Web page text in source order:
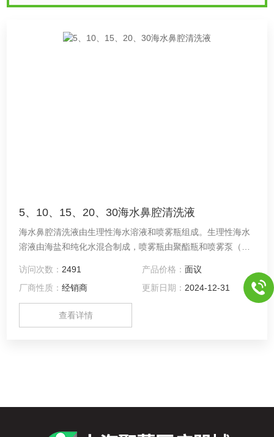
5、10、15、20、30海水鼻腔清洗液
海水鼻腔清洗液由生理性海水溶液和喷雾瓶组成。生理性海水
溶液由海盐和纯化水混合制成，喷雾瓶由聚酯瓶和喷雾泵（聚
肉、鼻窦炎及感冒引起的鼻腔疾病患者的鼻腔清洗、湿润，也
可用于鼻炎术后及化疗后的鼻腔清洗。
访问次数： 2491 产品价格： 面议
厂商性质：经销商 更新日期： 2024-12-31
查看详情